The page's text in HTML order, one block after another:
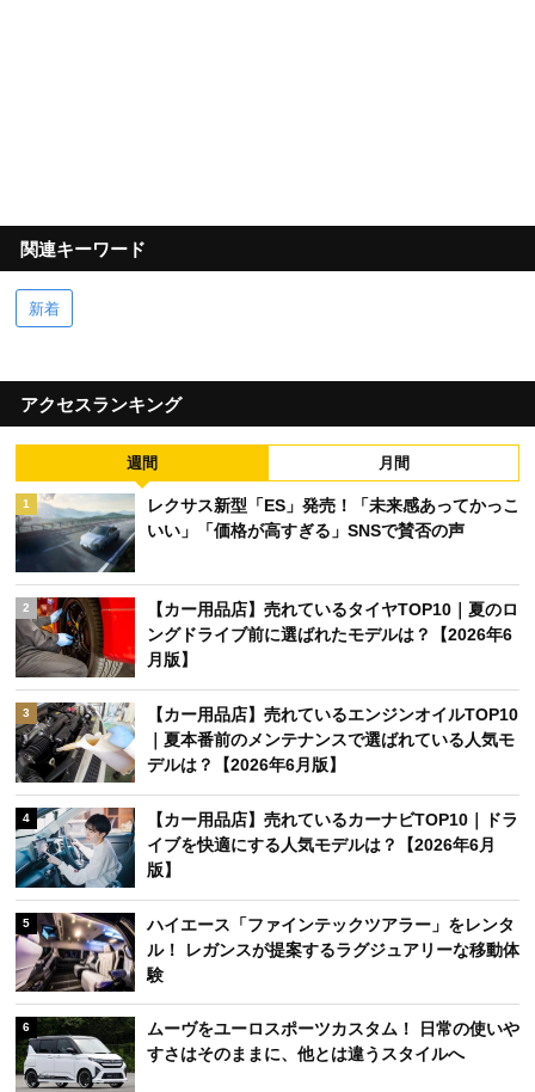
関連キーワード
新着
アクセスランキング
週間 月間
1
レクサス新型「ES」発売！「未来感あってかっこ
いい」「価格が高すぎる」SNSで賛否の声
2
【カー用品店】売れているタイヤTOP10｜夏のロ
ングドライブ前に選ばれたモデルは？【2026年6
月版】
3
【カー用品店】売れているエンジンオイルTOP10
｜夏本番前のメンテナンスで選ばれている人気モ
デルは？【2026年6月版】
4
【カー用品店】売れているカーナビTOP10｜ドラ
イブを快適にする人気モデルは？【2026年6月
版】
5
ハイエース「ファインテックツアラー」をレンタ
ル！ レガンスが提案するラグジュアリーな移動体
験
6
ムーヴをユーロスポーツカスタム！ 日常の使いや
すさはそのままに、他とは違うスタイルへ